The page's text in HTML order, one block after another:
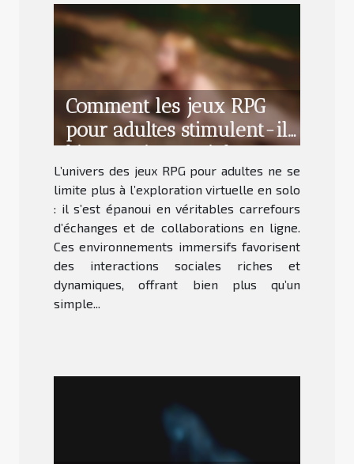
Comment les jeux RPG
pour adultes stimulent-ils
l'interaction sociale en
ligne ?
L’univers des jeux RPG pour adultes ne se
limite plus à l’exploration virtuelle en solo
: il s’est épanoui en véritables carrefours
d’échanges et de collaborations en ligne.
Ces environnements immersifs favorisent
des interactions sociales riches et
dynamiques, offrant bien plus qu’un
simple...